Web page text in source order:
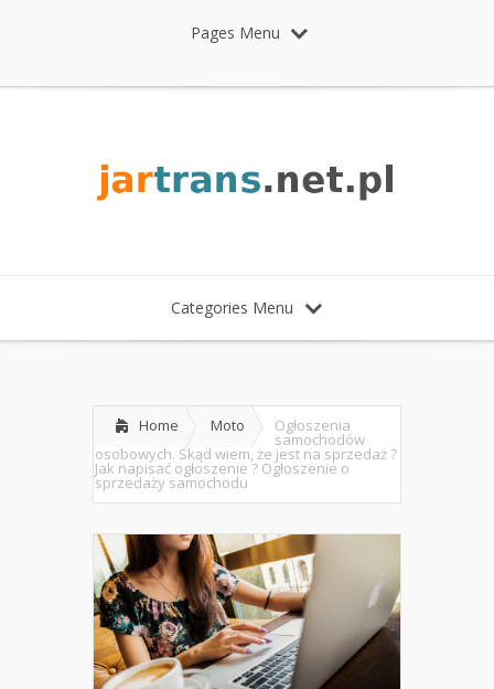
Pages Menu
Categories Menu
Home Moto Ogłoszenia
samochodów
osobowych. Skąd wiem, że jest na sprzedaż ?
Jak napisać ogłoszenie ? Ogłoszenie o
sprzedaży samochodu